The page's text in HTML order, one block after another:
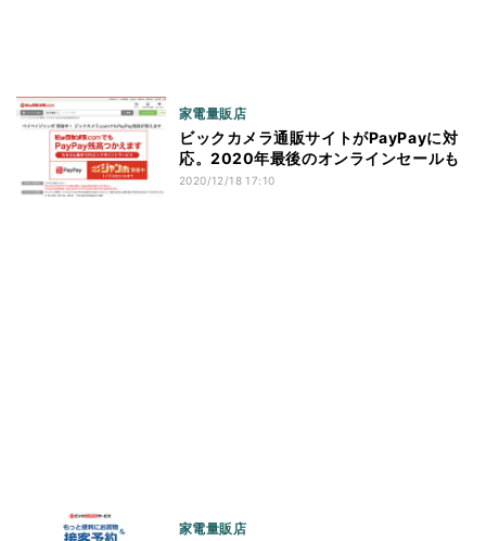
家電量販店
ビックカメラ通販サイトがPayPayに対
応。2020年最後のオンラインセールも
2020/12/18 17:10
家電量販店